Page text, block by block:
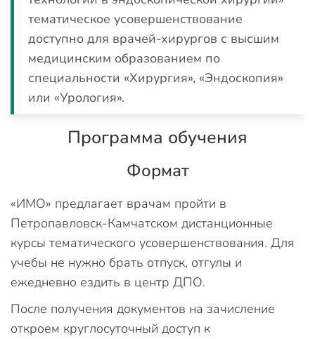
тематическое усовершенствование
доступно для врачей-хирургов с высшим
медицинским образованием по
специальности «Хирургия», «Эндоскопия»
или «Урология».
Программа обучения
Формат
«ИМО» предлагает врачам пройти в
Петропавловск-Камчатском дистанционные
курсы тематического усовершенствования. Для
учебы не нужно брать отпуск, отгулы и
ежедневно ездить в центр ДПО.
После получения документов на зачисление
откроем круглосуточный доступ к